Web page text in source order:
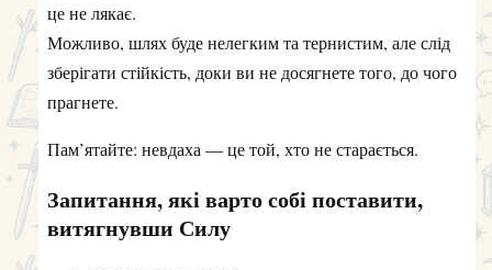
це не лякає.
Можливо, шлях буде нелегким та тернистим, але слід
зберігати стійкість, доки ви не досягнете того, до чого
прагнете.
Пам’ятайте: невдаха — це той, хто не старається.
Запитання, які варто собі поставити,
витягнувши Силу